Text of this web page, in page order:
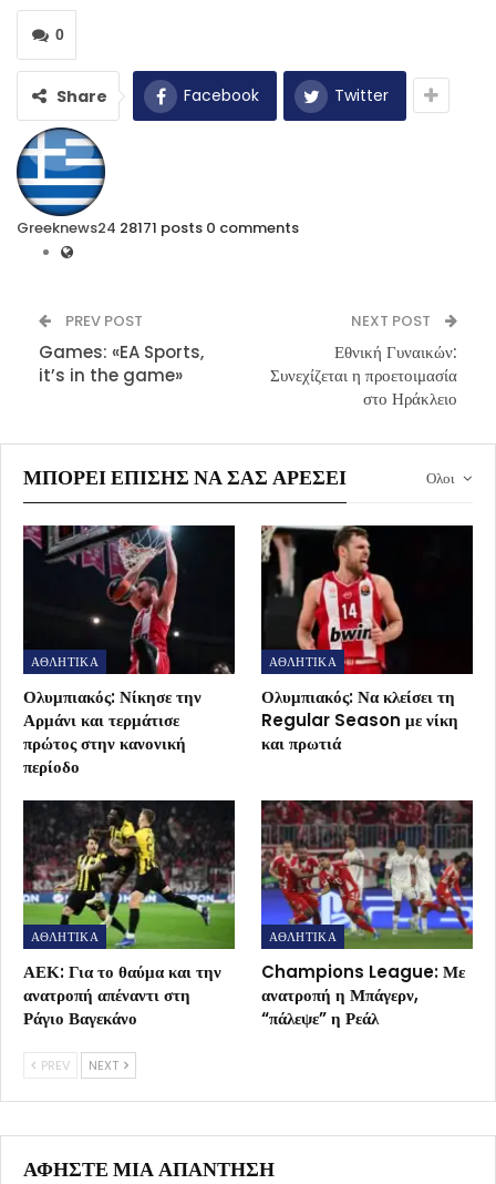
0
Share Facebook Twitter
Greeknews24 28171 posts 0 comments
PREV POST
Games: «EA Sports,
it’s in the game»
NEXT POST
Εθνική Γυναικών:
Συνεχίζεται η προετοιμασία
στο Ηράκλειο
Ολοι
ΜΠΟΡΕΊ ΕΠΊΣΗΣ ΝΑ ΣΑΣ ΑΡΈΣΕΙ
ΑΘΛΗΤΙΚΑ
Ολυμπιακός: Νίκησε την
Αρμάνι και τερμάτισε
πρώτος στην κανονική
περίοδο
ΑΘΛΗΤΙΚΑ
Ολυμπιακός: Να κλείσει τη
Regular Season με νίκη
και πρωτιά
ΑΘΛΗΤΙΚΑ
ΑΕΚ: Για το θαύμα και την
ανατροπή απέναντι στη
Ράγιο Βαγεκάνο
ΑΘΛΗΤΙΚΑ
Champions League: Με
ανατροπή η Μπάγερν,
“πάλεψε” η Ρεάλ
PREV NEXT
ΑΦΉΣΤΕ ΜΙΑ ΑΠΆΝΤΗΣΗ